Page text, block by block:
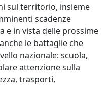
sul territorio, insieme
scadenze
e in vista delle prossime
le battaglie che
nazionale: scuola,
attenzione sulla
trasporti,